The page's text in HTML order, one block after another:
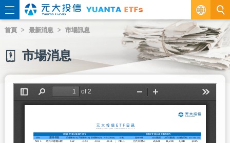
繁
EN
首頁 最新消息 市場訊息
市場消息